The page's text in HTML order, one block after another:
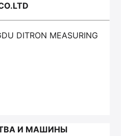
DITRON MEASURING
И МАШИНЫ